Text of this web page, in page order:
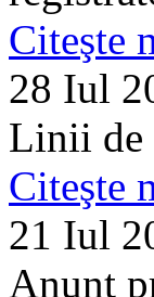
Citeşte
28 Iul
Linii de
Citeşte
21 Iul
Anunț